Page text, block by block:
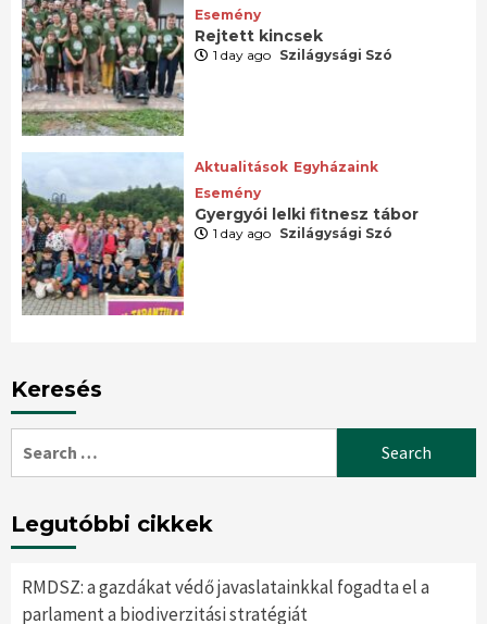
Esemény
Rejtett kincsek
1 day ago Szilágysági Szó
Aktualitások Egyházaink
Esemény
Gyergyói lelki fitnesz tábor
1 day ago Szilágysági Szó
Keresés
for:
Legutóbbi cikkek
RMDSZ: a gazdákat védő javaslatainkkal fogadta el a
parlament a biodiverzitási stratégiát